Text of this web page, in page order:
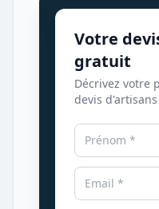
Votre
gratuit
Décrivez votre
devis